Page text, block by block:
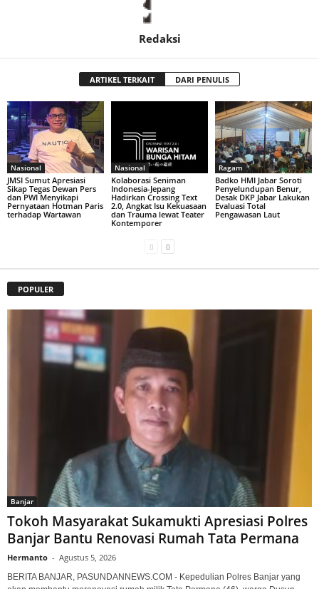
Redaksi
ARTIKEL TERKAIT DARI PENULIS
Nasional
JMSI Sumut Apresiasi
Sikap Tegas Dewan Pers
dan PWI Menyikapi
Pernyataan Hotman Paris
terhadap Wartawan
Nasional
Kolaborasi Seniman
Indonesia-Jepang
Hadirkan Crossing Text
2.0, Angkat Isu Kekuasaan
dan Trauma lewat Teater
Kontemporer
Ragam
Badko HMI Jabar Soroti
Penyelundupan Benur,
Desak DKP Jabar Lakukan
Evaluasi Total
Pengawasan Laut
POPULER
Banjar
Tokoh Masyarakat Sukamukti Apresiasi Polres
Banjar Bantu Renovasi Rumah Tata Permana
Hermanto - Agustus 5, 2026
BERITA BANJAR, PASUNDANNEWS.COM - Kepedulian Polres Banjar yang